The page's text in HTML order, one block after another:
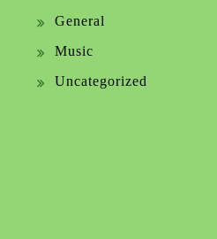
General
Music
Uncategorized